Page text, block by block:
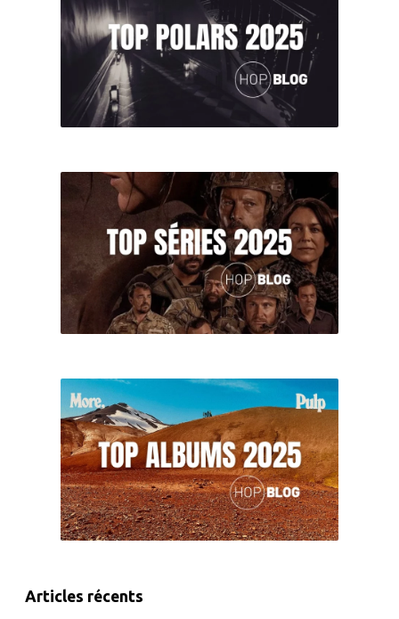
Articles récents